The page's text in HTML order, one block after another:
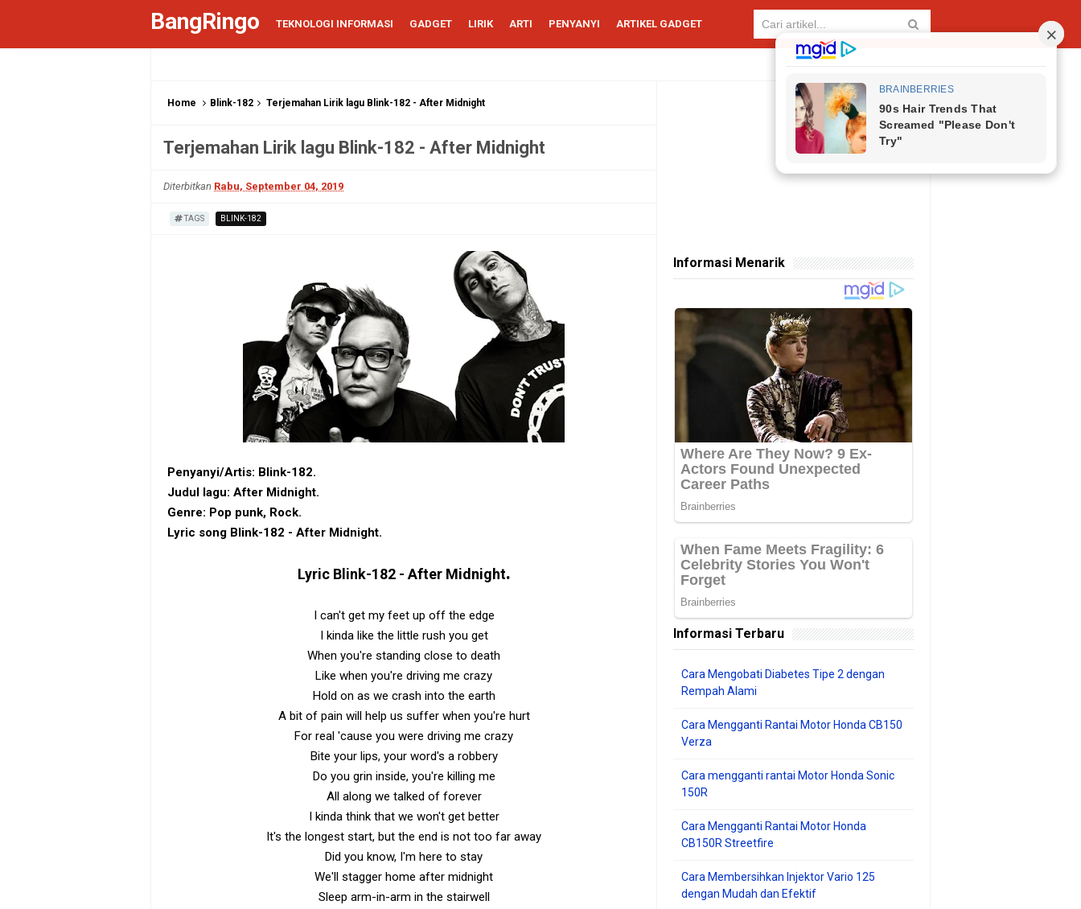
BangRingo TEKNOLOGI INFORMASI GADGET LIRIK ARTI PENYANYI ARTIKEL GADGET
Home Blink-182 Terjemahan Lirik lagu Blink-182 - After Midnight
Terjemahan Lirik lagu Blink-182 - After Midnight
Diterbitkan Rabu, September 04, 2019
TAGS BLINK-182
Penyanyi/Artis: Blink-182.
Judul lagu: After Midnight.
Genre: Pop punk, Rock.
Lyric song Blink-182 - After Midnight.
Lyric Blink-182 - After Midnight.
I can't get my feet up off the edge
I kinda like the little rush you get
When you're standing close to death
Like when you're driving me crazy
Hold on as we crash into the earth
A bit of pain will help us suffer when you're hurt
For real 'cause you were driving me crazy
Bite your lips, your word's a robbery
Do you grin inside, you're killing me
All along we talked of forever
I kinda think that we won't get better
It's the longest start, but the end is not too far away
Did you know, I'm here to stay
We'll stagger home after midnight
Sleep arm-in-arm in the stairwell
Informasi Menarik
Informasi Terbaru
Cara Mengobati Diabetes Tipe 2 dengan
Rempah Alami
Cara Mengganti Rantai Motor Honda CB150
Verza
Cara mengganti rantai Motor Honda Sonic
150R
Cara Mengganti Rantai Motor Honda
CB150R Streetfire
Cara Membersihkan Injektor Vario 125
dengan Mudah dan Efektif